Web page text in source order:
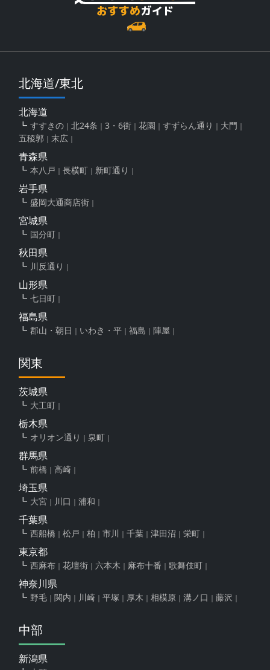
北海道/東北
北海道
すすきの 北24条 3・6街 花園 すずらん通り
大門
五稜郭
末広
青森県
本八戸 長横町 新町通り
岩手県
盛岡大通商店街
宮城県
国分町
秋田県
川反通り
山形県
七日町
福島県
郡山・朝日 いわき・平 福島 陣屋
関東
茨城県
大工町
栃木県
オリオン通り 泉町
群馬県
前橋 高崎
埼玉県
大宮 川口 浦和
千葉県
西船橋 松戸 柏 市川 千葉 津田沼 栄町
東京都
西麻布 花壇街 六本木 麻布十番 歌舞伎町
神奈川県
野毛 関内 川崎 平塚 厚木 相模原 溝ノ口 藤沢
中部
新潟県